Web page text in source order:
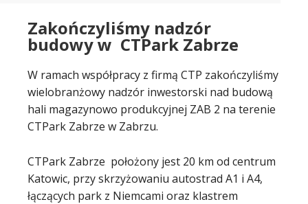
Zakończyliśmy nadzór
budowy w CTPark Zabrze
W ramach współpracy z firmą CTP zakończyliśmy
wielobranżowy nadzór inwestorski nad budową
hali magazynowo produkcyjnej ZAB 2 na terenie
CTPark Zabrze w Zabrzu.
CTPark Zabrze położony jest 20 km od centrum
Katowic, przy skrzyżowaniu autostrad A1 i A4,
łączących park z Niemcami oraz klastrem